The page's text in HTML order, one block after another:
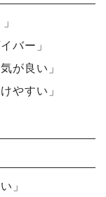
バー」
が良い」
やすい」
」